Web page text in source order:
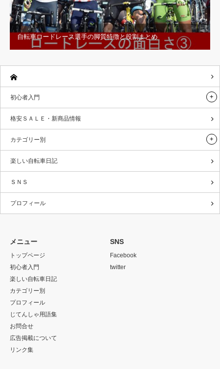
自転車ロードレース選手の脚質特徴と役割まとめ
初心者入門
格安ＳＡＬＥ・新商品情報
カテゴリー別
楽しい自転車日記
ＳＮＳ
プロフィール
メニュー
トップページ
初心者入門
楽しい自転車日記
カテゴリー別
プロフィール
じてんしゃ用語集
お問合せ
広告掲載について
リンク集
SNS
Facebook
twitter